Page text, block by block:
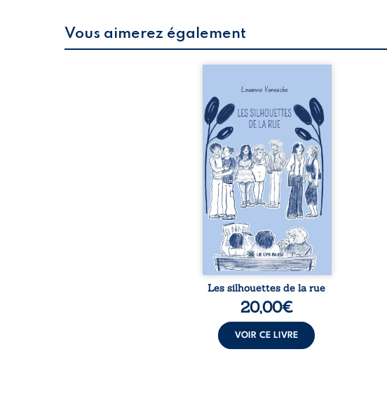
Vous aimerez également
donne la parole à six
personnages ordinaires,
traversés par des pensées, des
émotions et des silences qui
pourraient appartenir à
chacun de nous. À travers
leurs parcours, ce roman invite
à porter un regard différent
sur celles et ceux qui nous
entourent, à deviner ce qui se
cache derrière les apparences
et à s’ouvrir au fourmillement
sensible de notre ...
Les silhouettes de la rue
20,00€
VOIR CE LIVRE